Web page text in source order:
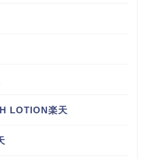
LOTION楽天